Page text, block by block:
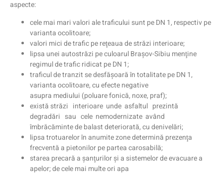
aspecte:
cele mai mari valori ale traficului sunt pe DN 1, respectiv pe
varianta ocolitoare;
valori mici de trafic pe reţeaua de străzi interioare;
lipsa unei autostrăzi pe culoarul Braşov-Sibiu menţine
regimul de trafic ridicat pe DN 1;
traficul de tranzit se desfăşoară în totalitate pe DN 1,
varianta ocolitoare, cu efecte negative
asupra mediului (poluare fonică, noxe, praf);
există străzi interioare unde asfaltul prezintă
degradări sau cele nemodernizate având
îmbrăcăminte de balast deteriorată, cu denivelări;
lipsa trotuarelor în anumite zone determină prezenţa
frecventă a pietonilor pe partea carosabilă;
starea precară a şanţurilor şi a sistemelor de evacuare a
apelor; de cele mai multe ori apa